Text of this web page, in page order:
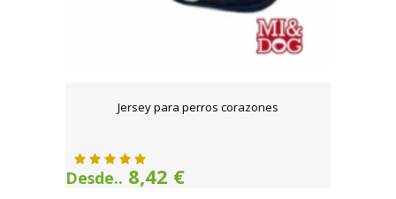
Jersey para perros corazones
Desde.. 8,42 €